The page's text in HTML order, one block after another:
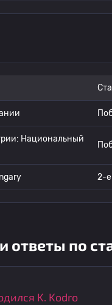
Национальный
2-
ответы по
K. Kodro